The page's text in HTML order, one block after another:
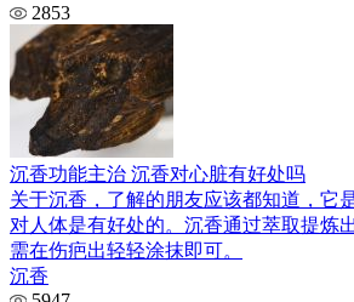
2853
沉香功能主治 沉香对心脏有好处吗
关于沉香，了解的朋友应该都知道，它
对人体是有好处的。沉香通过萃取提炼
需在伤疤出轻轻涂抹即可。
沉香